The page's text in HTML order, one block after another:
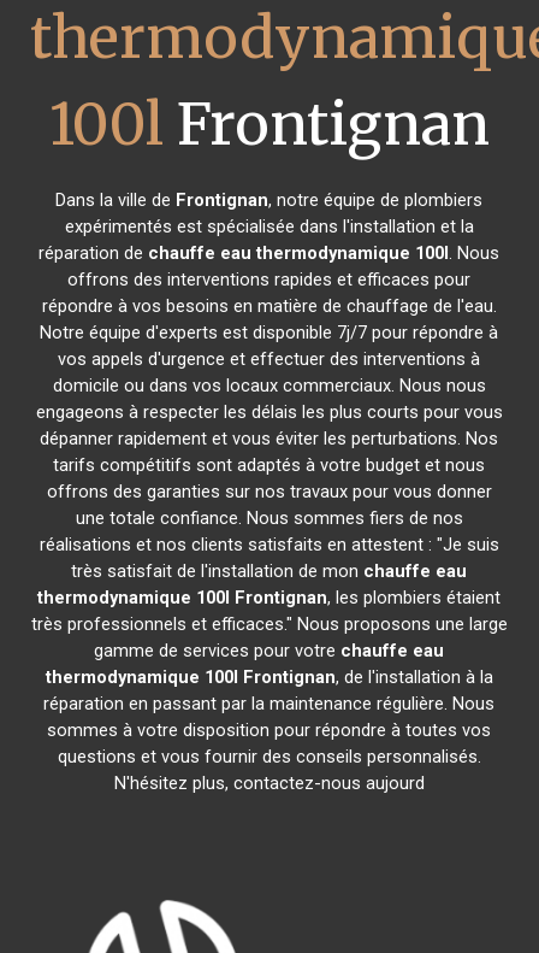
100l Frontignan
Dans la ville de Frontignan, notre équipe de plombiers
expérimentés est spécialisée dans l'installation et la
réparation de chauffe eau thermodynamique 100l. Nous
offrons des interventions rapides et efficaces pour
répondre à vos besoins en matière de chauffage de l'eau.
Notre équipe d'experts est disponible 7j/7 pour répondre à
vos appels d'urgence et effectuer des interventions à
domicile ou dans vos locaux commerciaux. Nous nous
engageons à respecter les délais les plus courts pour vous
dépanner rapidement et vous éviter les perturbations. Nos
tarifs compétitifs sont adaptés à votre budget et nous
offrons des garanties sur nos travaux pour vous donner
une totale confiance. Nous sommes fiers de nos
réalisations et nos clients satisfaits en attestent : "Je suis
très satisfait de l'installation de mon chauffe eau
thermodynamique 100l Frontignan, les plombiers étaient
très professionnels et efficaces." Nous proposons une large
gamme de services pour votre chauffe eau
thermodynamique 100l Frontignan, de l'installation à la
réparation en passant par la maintenance régulière. Nous
sommes à votre disposition pour répondre à toutes vos
questions et vous fournir des conseils personnalisés.
N'hésitez plus, contactez-nous aujourd